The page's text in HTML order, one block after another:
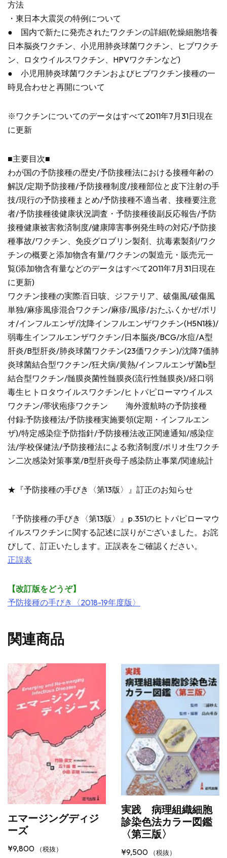
方法
・東日本大震災の特例について
● 国内で新たに発売されたワクチンの詳細(乾燥細胞培養
日本脳炎ワクチン、小児用肺炎球菌ワクチン、ヒブワクチ
ン、ロタウイルスワクチン、HPVワクチンなど)
● 小児用肺炎球菌ワクチンおよびヒブワクチン接種の一
時見合わせと再開について
※ワクチンについてのデータはすべて2011年7月31日現在
に更新
■主要目次■
わが国の予防接種の歴史/予防接種法における接種年齢の
解説/定期予防接種/予防接種制度/接種部位と皮下注射の手
技/現行の予防接種まとめ/予防接種不適当者、接種要注意
者/予防接種後健康状況調査・予防接種後副反応報告/予防
接種健康被害救済制度/健康障害事例発生時の対応/予防接
種事故/ワクチン、免疫グロブリン製剤、抗毒素製剤/ワク
チンの概要と添加物含有量/ワクチンの製造元・販売元一
覧(添加物含有量などのデータはすべて2011年7月31日現在
に更新)
ワクチン接種の実際:百日咳、ジフテリア、破傷風/破傷風
単独/麻疹風疹混合ワクチン/麻疹/風疹/おたふくかぜ/ポリ
オ/インフルエンザ/沈降インフルエンザワクチン(H5N1株)/
弱毒生インフルエンザワクチン/日本脳炎/BCG/水痘/A型
肝炎/B型肝炎/肺炎球菌ワクチン(23価ワクチン)/沈降7価肺
炎球菌結合型ワクチン/狂犬病/黄熱/インフルエンザ菌b型
結合型ワクチン/髄膜炎菌性髄膜炎(流行性髄膜炎)/経口弱
毒生ヒトロタウイルスワクチン/ヒトパピローマウイルス
ワクチン/帯状疱疹ワクチン 海外渡航時の予防接種
付録:予防接種法/予防接種実施要領(定期・インフルエン
ザ)/特定感染症予防指針/予防接種法改正関連通知/感染症
法/学校保健法/予防接種法による救済制度/ポリオ生ワクチ
ン二次感染対策事業/B型肝炎母子感染防止事業/関連統計
★『予防接種の手びき〈第13版〉』訂正のお知らせ
『予防接種の手びき〈第13版〉』p.351のヒトパピローマウ
イルスワクチンに関する記述に誤りがございました。お詫
びして、訂正いたします。正誤表をご確認ください。
正誤表
【改訂版をどうぞ】
予防接種の手びき〈2018-19年度版〉
関連商品
エマージングディジ
ーズ
¥9,800 （税抜）
実践 病理組織細胞
診染色法カラー図鑑
〈第三版〉
¥9,500 （税抜）